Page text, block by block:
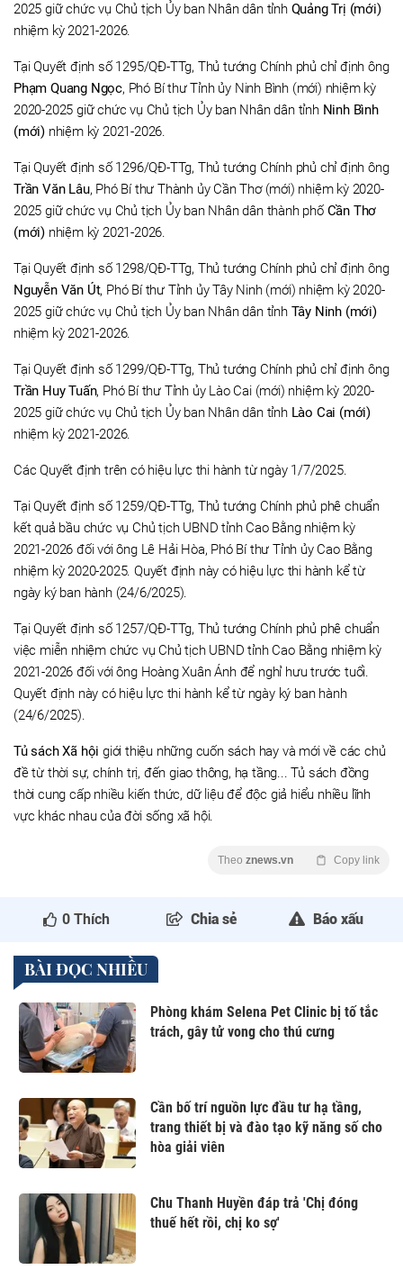
2025 giữ chức vụ Chủ tịch Ủy ban Nhân dân tỉnh Quảng Trị (mới)
nhiệm kỳ 2021-2026.
Tại Quyết định số 1295/QĐ-TTg, Thủ tướng Chính phủ chỉ định ông
Phạm Quang Ngọc, Phó Bí thư Tỉnh ủy Ninh Bình (mới) nhiệm kỳ
2020-2025 giữ chức vụ Chủ tịch Ủy ban Nhân dân tỉnh Ninh Bình
(mới) nhiệm kỳ 2021-2026.
Tại Quyết định số 1296/QĐ-TTg, Thủ tướng Chính phủ chỉ định ông
Trần Văn Lâu, Phó Bí thư Thành ủy Cần Thơ (mới) nhiệm kỳ 2020-
2025 giữ chức vụ Chủ tịch Ủy ban Nhân dân thành phố Cần Thơ
(mới) nhiệm kỳ 2021-2026.
Tại Quyết định số 1298/QĐ-TTg, Thủ tướng Chính phủ chỉ định ông
Nguyễn Văn Út, Phó Bí thư Tỉnh ủy Tây Ninh (mới) nhiệm kỳ 2020-
2025 giữ chức vụ Chủ tịch Ủy ban Nhân dân tỉnh Tây Ninh (mới)
nhiệm kỳ 2021-2026.
Tại Quyết định số 1299/QĐ-TTg, Thủ tướng Chính phủ chỉ định ông
Trần Huy Tuấn, Phó Bí thư Tỉnh ủy Lào Cai (mới) nhiệm kỳ 2020-
2025 giữ chức vụ Chủ tịch Ủy ban Nhân dân tỉnh Lào Cai (mới)
nhiệm kỳ 2021-2026.
Các Quyết định trên có hiệu lực thi hành từ ngày 1/7/2025.
Tại Quyết định số 1259/QĐ-TTg, Thủ tướng Chính phủ phê chuẩn
kết quả bầu chức vụ Chủ tịch UBND tỉnh Cao Bằng nhiệm kỳ
2021-2026 đối với ông Lê Hải Hòa, Phó Bí thư Tỉnh ủy Cao Bằng
nhiệm kỳ 2020-2025. Quyết định này có hiệu lực thi hành kể từ
ngày ký ban hành (24/6/2025).
Tại Quyết định số 1257/QĐ-TTg, Thủ tướng Chính phủ phê chuẩn
việc miễn nhiệm chức vụ Chủ tịch UBND tỉnh Cao Bằng nhiệm kỳ
2021-2026 đối với ông Hoàng Xuân Ánh để nghỉ hưu trước tuổi.
Quyết định này có hiệu lực thi hành kể từ ngày ký ban hành
(24/6/2025).
Tủ sách Xã hội giới thiệu những cuốn sách hay và mới về các chủ
đề từ thời sự, chính trị, đến giao thông, hạ tầng... Tủ sách đồng
thời cung cấp nhiều kiến thức, dữ liệu để độc giả hiểu nhiều lĩnh
vực khác nhau của đời sống xã hội.
Theo znews.vn Copy link
0 Thích Chia sẻ Báo xấu
BÀI ĐỌC NHIỀU
Phòng khám Selena Pet Clinic bị tố tắc
trách, gây tử vong cho thú cưng
Cần bố trí nguồn lực đầu tư hạ tầng,
trang thiết bị và đào tạo kỹ năng số cho
hòa giải viên
Chu Thanh Huyền đáp trả 'Chị đóng
thuế hết rồi, chị ko sợ'